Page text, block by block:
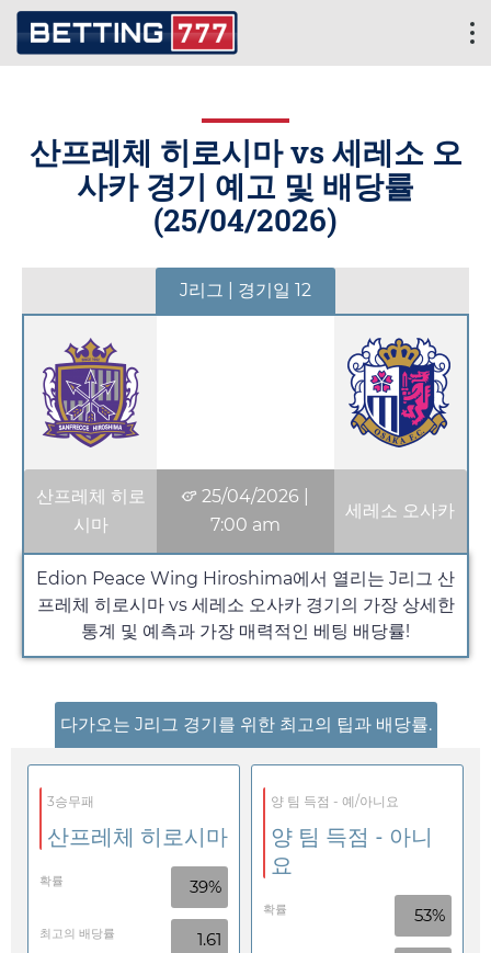
산프레체 히로시마 vs 세레소 오
사카 경기 예고 및 배당률
(25/04/2026)
J리그 | 경기일 12
산프레체 히로
시마
25/04/2026
7:00 am
세레소 오사카
Edion Peace Wing Hiroshima에서 열리는 J리그 산
프레체 히로시마 vs 세레소 오사카 경기의 가장 상세한
통계 및 예측과 가장 매력적인 베팅 배당률!
다가오는 J리그 경기를 위한 최고의 팁과 배당률.
3승무패
산프레체 히로시마
확률 39%
최고의 배당률 1.61
양 팀 득점 - 예/아니요
양 팀 득점 - 아니
요
확률 53%